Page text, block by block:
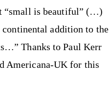
“small is beautiful” (…)
continental addition to the
Thanks to Paul Kerr
Americana-UK for this